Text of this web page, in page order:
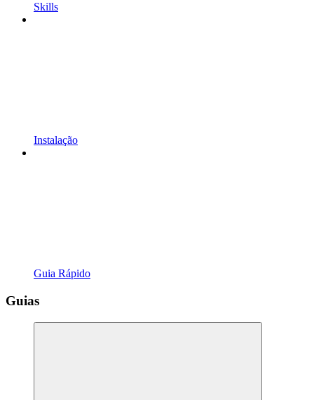
Skills
Instalação
Guia Rápido
Guias